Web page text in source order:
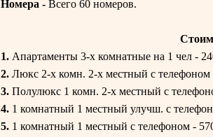
Номера - Всего 60 номеров.
1. Апартаменты 3-х комнатные на 1 чел -
2. Люкс 2-х комн. 2-х местный с телефоном
3. Полулюкс 1 комн. 2-х местный с
4. 1 комнатный 1 местный улучш. с
5. 1 комнатный 1 местный с телефоном -